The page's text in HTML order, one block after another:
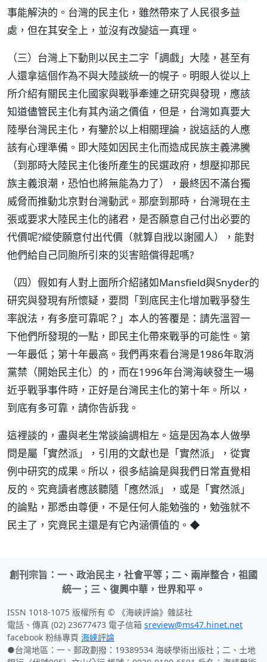
事能解決的。台灣的民主化，雖然帶來了人民很多益
處，但在其安全上，並沒有改變這一真理。
（三）台灣上下動則以民主二字「調戲」大陸，甚至有
人還拿這個作為不與大陸談統一的幌子。明眼人從以上
所介紹有關民主化國家與戰爭牽連之研究與發現，應該
知道儘管民主化有其內涵之價值，但是，台灣如真要大
陸學台灣民主化，有鑒於以上相關理論，說這話的人應
該有心理準備。即大陸如因民主化而造成民族主義沸騰
（到那時大陸民主化後所產生的民選政府，想壓抑那民
族主義浪潮，恐怕也將無能為力了），最終因不滿台獨
威脅而推動北京對台灣動武。那麼到那時，台灣現在主
張或要求大陸民主化的諸君，是否願意自己付出必要的
代價呢?縱使願意付出代價（就算自戕以謝國人），能對
他們給自己同胞所引來的災害賠償得起嗎?
（四）假如有人對上面所介紹諸如Mansfield與Snyder的
研究與發現有所懷疑，要問「到底民主化增加戰爭發生
率說法，有多麼可靠呢？」本人的答覆是：請先溫習一
下他們所發現的一點，即民主化帶來戰爭的可能性。第
一年最低；第十年最高。我們再來看台灣是1986年取消
黨禁（開始民主化）的，而在1996年台灣海峽發生一場
近乎戰爭事件時，正好是台灣民主化的第十年。所以，
到底有多可靠，請你告訴我。
這裡談的，盡與老生常談論調相左。這是因為本人做學
問是屬「實然派」，引用的文獻也是「實然派」，從實
例中研究的成果。所以，很多結論是與我們日常直覺相
反的。究竟讀者應該聽隨「應然派」，或是「實然派」
的論點，那悉由尊便，不是任何人能勉強的，勉強就不
民主了，究竟民主還是有它內涵價值的。◆
創刊宗旨：一、政治民主，社會平等；二、兩岸整合，祖國
統一；三、復興中華，世界和平。
ISSN 1018-1075 版權所有 © 《海峽評論》雜誌社
電話、傳真 (02) 23677473 電子信箱 sreview@ms47.hinet.net
facebook 粉絲專頁 海峽評論
●台灣地區：一、郵政劃撥：19389534 海峽學術出版社；二、土地